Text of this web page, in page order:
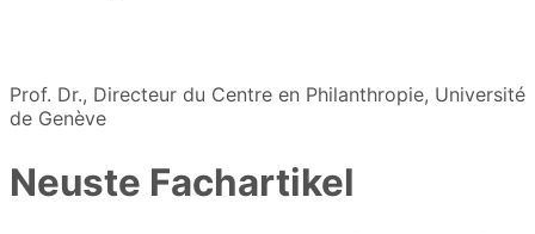
Prof. Dr., Directeur du Centre en Philanthropie, Université
de Genève
Neuste Fachartikel